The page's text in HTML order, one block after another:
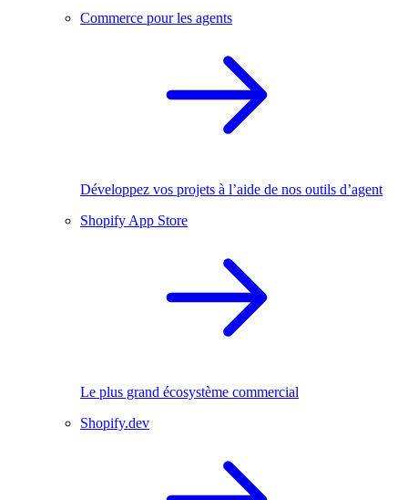
Commerce pour les agents
Développez vos projets à l’aide de nos outils d’agent
Shopify App Store
Le plus grand écosystème commercial
Shopify.dev